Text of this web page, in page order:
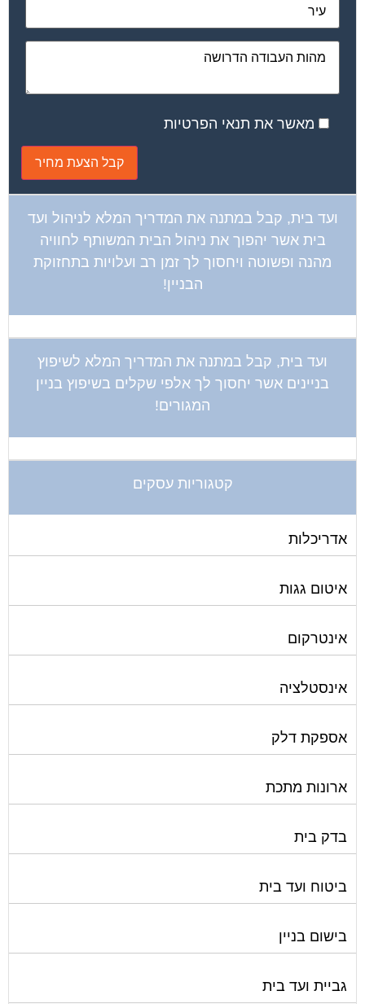
מאשר את תנאי הפרטיות
ועד בית, קבל במתנה את המדריך המלא לניהול ועד
בית אשר יהפוך את ניהול הבית המשותף לחוויה
מהנה ופשוטה ויחסוך לך זמן רב ועלויות בתחזוקת
הבניין!
ועד בית, קבל במתנה את המדריך המלא לשיפוץ
בניינים אשר יחסוך לך אלפי שקלים בשיפוץ בניין
המגורים!
קטגוריות עסקים
אדריכלות
איטום גגות
אינטרקום
אינסטלציה
אספקת דלק
ארונות מתכת
בדק בית
ביטוח ועד בית
בישום בניין
גביית ועד בית